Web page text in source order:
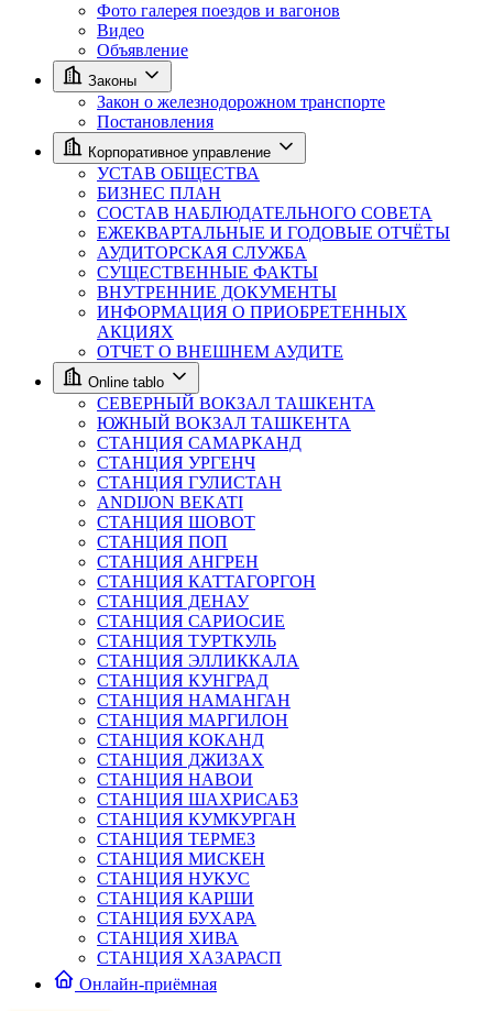
Фото галерея поездов и вагонов
Видео
Объявление
Законы
Закон о железнодорожном транспорте
Постановления
Корпоративное управление
УСТАВ ОБЩЕСТВА
БИЗНЕС ПЛАН
СОСТАВ НАБЛЮДАТЕЛЬНОГО СОВЕТА
ЕЖЕКВАРТАЛЬНЫЕ И ГОДОВЫЕ ОТЧЁТЫ
АУДИТОРСКАЯ СЛУЖБА
СУЩЕСТВЕННЫЕ ФАКТЫ
ВНУТРЕННИЕ ДОКУМЕНТЫ
ИНФОРМАЦИЯ О ПРИОБРЕТЕННЫХ
АКЦИЯХ
ОТЧЕТ О ВНЕШНЕМ АУДИТЕ
Online tablo
СЕВЕРНЫЙ ВОКЗАЛ ТАШКЕНТА
ЮЖНЫЙ ВОКЗАЛ ТАШКЕНТА
СТАНЦИЯ САМАРКАНД
СТАНЦИЯ УРГЕНЧ
СТАНЦИЯ ГУЛИСТАН
ANDIJON BEKATI
СТАНЦИЯ ШОВОТ
СТАНЦИЯ ПОП
СТАНЦИЯ АНГРЕН
СТАНЦИЯ КАТТАГОРГОН
СТАНЦИЯ ДЕНАУ
СТАНЦИЯ САРИОСИЕ
СТАНЦИЯ ТУРТКУЛЬ
СТАНЦИЯ ЭЛЛИККАЛА
СТАНЦИЯ КУНГРАД
СТАНЦИЯ НАМАНГАН
СТАНЦИЯ МАРГИЛОН
СТАНЦИЯ КОКАНД
СТАНЦИЯ ДЖИЗАХ
СТАНЦИЯ НАВОИ
СТАНЦИЯ ШАХРИСАБЗ
СТАНЦИЯ КУМКУРГАН
СТАНЦИЯ ТЕРМЕЗ
СТАНЦИЯ МИСКЕН
СТАНЦИЯ НУКУС
СТАНЦИЯ КАРШИ
СТАНЦИЯ БУХАРА
СТАНЦИЯ ХИВА
СТАНЦИЯ ХАЗАРАСП
Онлайн-приёмная